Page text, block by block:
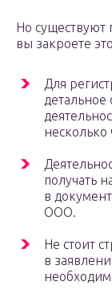
Но существуют
вы закроете
Для
детальное
получать
в
ООО.
Не стоит
в